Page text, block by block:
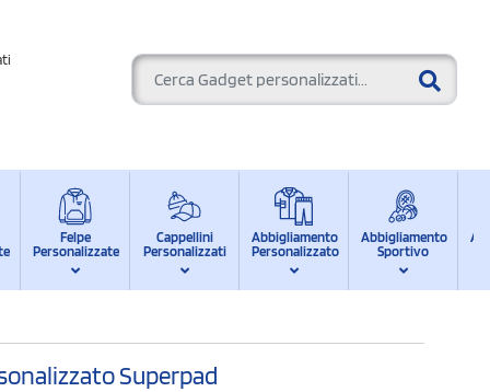
Felpe
Personalizzate
Cappellini
Personalizzati
Abbigliamento
Personalizzato
Abbigliamento
Sportivo
Superpad